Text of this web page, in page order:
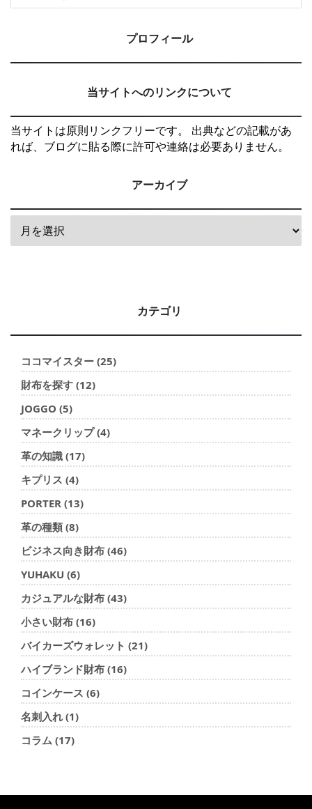
プロフィール
当サイトへのリンクについて
当サイトは原則リンクフリーです。 出典などの記載があ
れば、ブログに貼る際に許可や連絡は必要ありません。
アーカイブ
カテゴリ
ココマイスター (25)
財布を探す (12)
JOGGO (5)
マネークリップ (4)
革の知識 (17)
キプリス (4)
PORTER (13)
革の種類 (8)
ビジネス向き財布 (46)
YUHAKU (6)
カジュアルな財布 (43)
小さい財布 (16)
バイカーズウォレット (21)
ハイブランド財布 (16)
コインケース (6)
名刺入れ (1)
コラム (17)